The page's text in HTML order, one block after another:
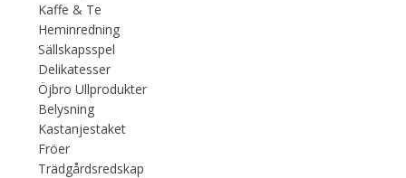
Kaffe & Te
Heminredning
Sällskapsspel
Delikatesser
Öjbro Ullprodukter
Belysning
Kastanjestaket
Fröer
Trädgårdsredskap